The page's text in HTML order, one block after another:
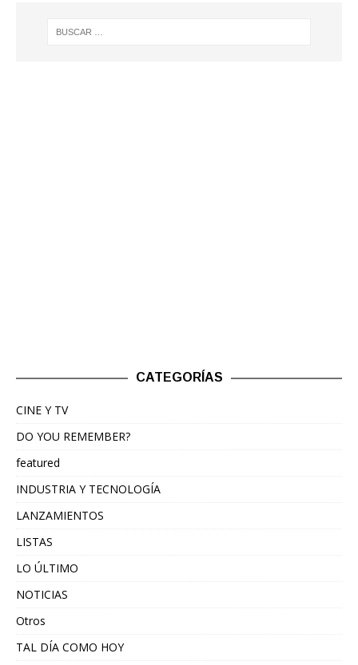
CATEGORÍAS
CINE Y TV
DO YOU REMEMBER?
featured
INDUSTRIA Y TECNOLOGÍA
LANZAMIENTOS
LISTAS
LO ÚLTIMO
NOTICIAS
Otros
TAL DÍA COMO HOY